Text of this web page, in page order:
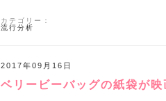
カテゴリー：
流行分析
ベリービーバッグの紙袋が映
2017年09月16日